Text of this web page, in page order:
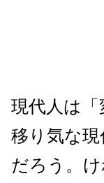
現代人は
移り気な
だろう。